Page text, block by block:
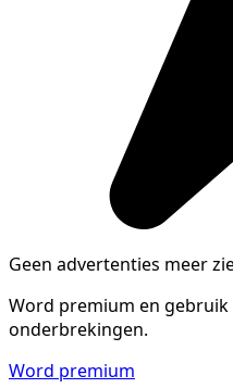
Geen advertenties meer
Word premium en
onderbrekingen.
Word premium